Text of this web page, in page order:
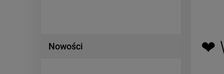
Nowości ❤